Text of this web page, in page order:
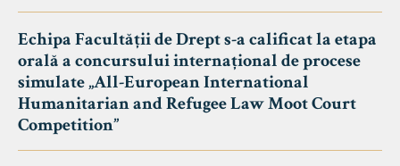
Echipa Facultății de Drept s-a calificat la etapa
orală a concursului internațional de procese
simulate „All-European International
Humanitarian and Refugee Law Moot Court
Competition”